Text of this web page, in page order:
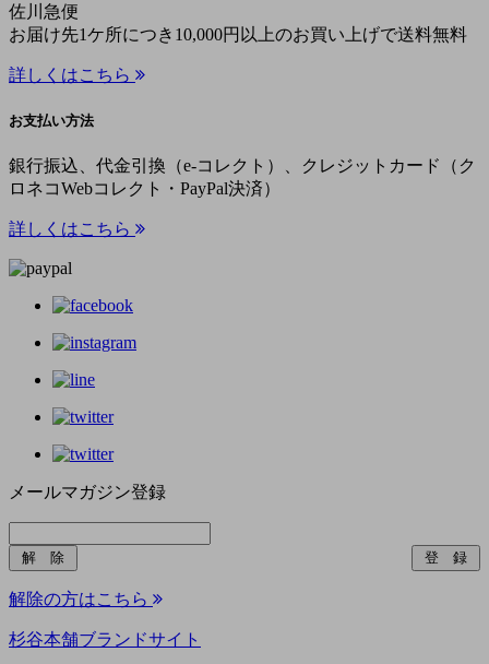
佐川急便
お届け先1ケ所につき10,000円以上のお買い上げで送料無料
詳しくはこちら
お支払い方法
銀行振込、代金引換（e-コレクト）、クレジットカード（ク
ロネコWebコレクト・PayPal決済）
詳しくはこちら
メールマガジン登録
解除の方はこちら
杉谷本舗ブランドサイト